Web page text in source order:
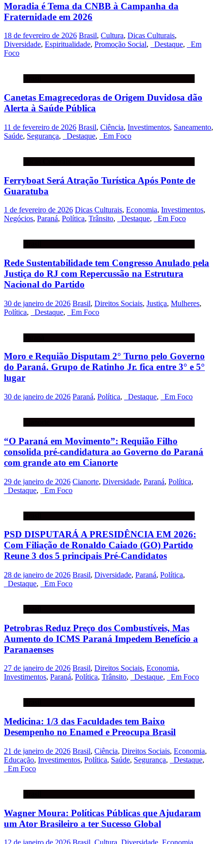
Moradia é Tema da CNBB à Campanha da
Fraternidade em 2026
18 de fevereiro de 2026 Brasil, Cultura, Dicas Culturais,
Diversidade, Espiritualidade, Promoção Social, _Destaque,
_Em
Foco
Canetas Emagrecedoras de Origem Duvidosa dão
Alerta à Saúde Pública
11 de fevereiro de 2026 Brasil, Ciência, Investimentos, Saneamento,
Saúde, Segurança, _Destaque, _Em Foco
Ferryboat Será Atração Turística Após Ponte de
Guaratuba
1 de fevereiro de 2026 Dicas Culturais, Economia, Investimentos,
Negócios, Paraná, Política, Trânsito, _Destaque, _Em Foco
Rede Sustentabilidade tem Congresso Anulado pela
Justiça do RJ com Repercussão na Estrutura
Nacional do Partido
30 de janeiro de 2026 Brasil, Direitos Sociais, Justiça, Mulheres,
Política, _Destaque, _Em Foco
Moro e Requião Disputam 2° Turno pelo Governo
do Paraná. Grupo de Ratinho Jr. fica entre 3° e 5°
lugar
30 de janeiro de 2026 Paraná, Política, _Destaque, _Em Foco
“O Paraná em Movimento”: Requião Filho
consolida pré-candidatura ao Governo do Paraná
com grande ato em Cianorte
29 de janeiro de 2026 Cianorte, Diversidade, Paraná, Política,
_Destaque, _Em Foco
PSD DISPUTARÁ A PRESIDÊNCIA EM 2026:
Com Filiação de Ronaldo Caiado (GO) Partido
Reune 3 dos 5 principais Pré-Candidatos
28 de janeiro de 2026 Brasil, Diversidade, Paraná, Política,
_Destaque, _Em Foco
Petrobras Reduz Preço dos Combustíveis, Mas
Aumento do ICMS Paraná Impedem Benefício a
Paranaenses
27 de janeiro de 2026 Brasil, Direitos Sociais, Economia,
Investimentos, Paraná, Política, Trânsito, _Destaque, _Em Foco
Medicina: 1/3 das Faculdades tem Baixo
Desempenho no Enamed e Preocupa Brasil
21 de janeiro de 2026 Brasil, Ciência, Direitos Sociais, Economia,
Educação, Investimentos, Política, Saúde, Segurança, _Destaque,
_Em Foco
Wagner Moura: Políticas Públicas que Ajudaram
um Ator Brasileiro a ter Sucesso Global